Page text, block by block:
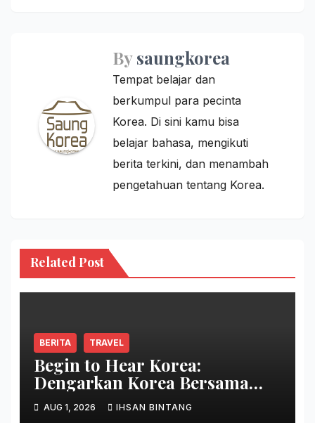
Bysaungkorea
Tempat belajar dan
berkumpul para pecinta
Korea. Di sini kamu bisa
belajar bahasa, mengikuti
berita terkini, dan menambah
pengetahuan tentang Korea.
Related Post
BERITA TRAVEL
Begin to Hear Korea:
Dengarkan Korea Bersama
Park Bo Gum
AUG 1, 2026 IHSAN BINTANG